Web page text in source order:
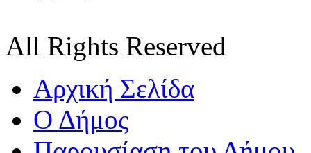
All Rights Reserved
Αρχική Σελίδα
Ο Δήμος